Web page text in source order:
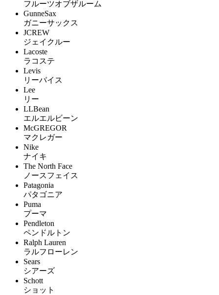
フルーツオブザルーム
GunneSax
ガニーサックス
JCREW
ジェイクルー
Lacoste
ラコステ
Levis
リーバイス
Lee
リー
LLBean
エルエルビーン
McGREGOR
マクレガー
Nike
ナイキ
The North Face
ノースフェイス
Patagonia
パタゴニア
Puma
プーマ
Pendleton
ペンドルトン
Ralph Lauren
ラルフローレン
Sears
シアーズ
Schott
ショット